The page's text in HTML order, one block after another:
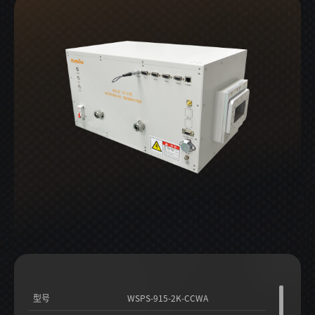
型号 WSPS-915-2K-CCWA